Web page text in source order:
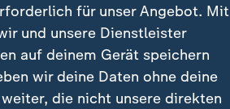
für unser Angebot. Mit
und unsere Dienstleister
auf deinem Gerät speichern
wir deine Daten ohne deine
die nicht unsere direkten